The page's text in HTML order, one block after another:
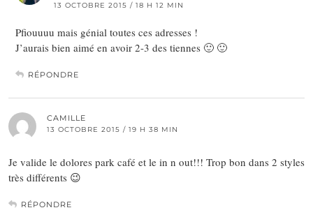
13 OCTOBRE 2015 / 18 H 12 MIN
Pfiouuuu mais génial toutes ces adresses !
J’aurais bien aimé en avoir 2-3 des tiennes 🙂 🙂
RÉPONDRE
CAMILLE
13 OCTOBRE 2015 / 19 H 38 MIN
Je valide le dolores park café et le in n out!!! Trop bon dans 2 styles
très différents 😉
RÉPONDRE